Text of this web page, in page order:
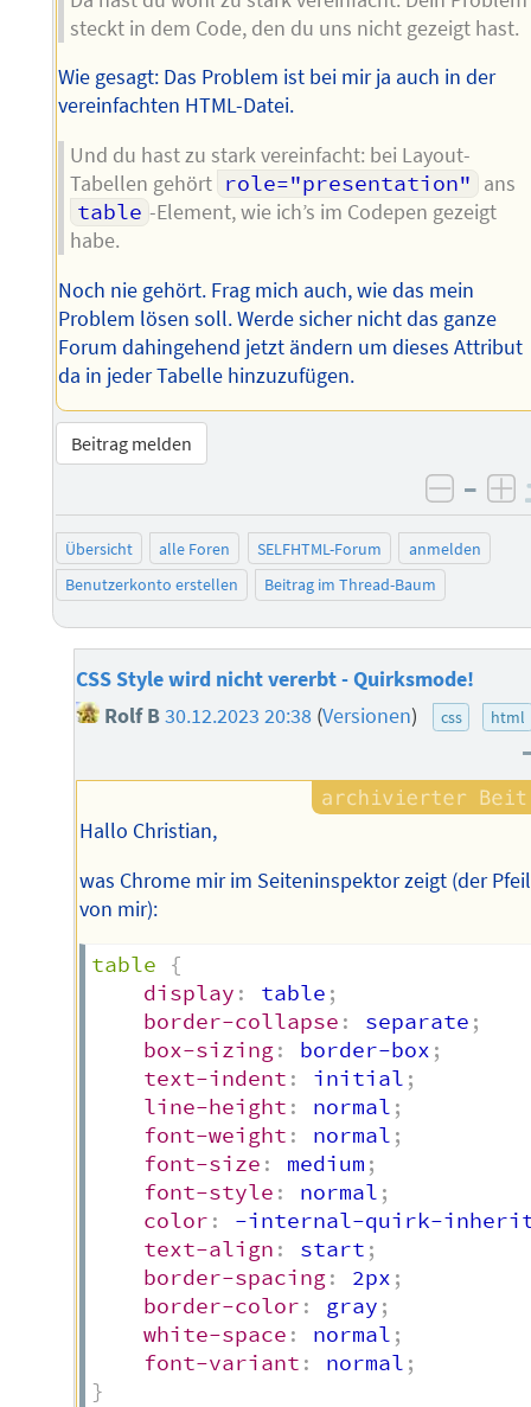
steckt in dem Code, den du uns nicht gezeigt hast.
Wie gesagt: Das Problem ist bei mir ja auch in der
vereinfachten HTML-Datei.
Und du hast zu stark vereinfacht: bei Layout-
Tabellen gehört role="presentation" ans
table -Element, wie ich’s im Codepen gezeigt
habe.
Noch nie gehört. Frag mich auch, wie das mein
Problem lösen soll. Werde sicher nicht das ganze
Forum dahingehend jetzt ändern um dieses Attribut
da in jeder Tabelle hinzuzufügen.
Beitrag melden
–
Übersicht alle Foren SELFHTML-Forum
anmelden
Benutzerkonto erstellen
Beitrag im Thread-Baum
CSS Style wird nicht vererbt - Quirksmode!
Rolf B30.12.2023 20:38 (Versionen) css html
Hallo Christian,
was Chrome mir im Seiteninspektor zeigt (der
von mir):
table
{
display : table ;
border-collapse : separate ;
box-sizing: border-box ;
text-indent : initial ;
line-height : normal ;
font-weight : normal ;
font-size : medium ;
font-style : normal ;
color :
-internal-quirk-
text-align : start ;
border-spacing: 2px ;
border-color : gray ;
white-space : normal ;
font-variant : normal ;
}